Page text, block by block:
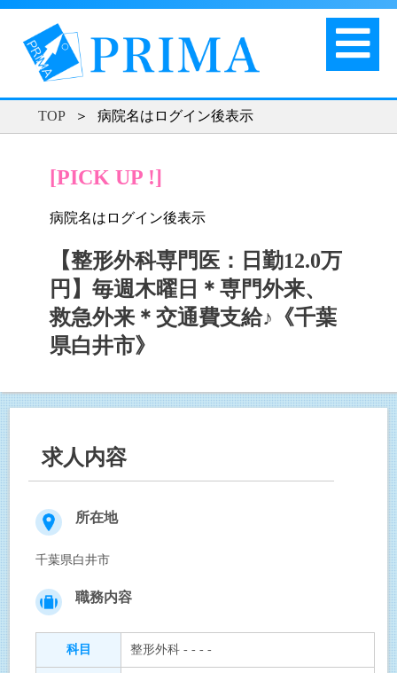
TOP ＞ 病院名はログイン後表示
[PICK UP !]
病院名はログイン後表示
【整形外科専門医：日勤12.0万
円】毎週木曜日＊専門外来、
救急外来＊交通費支給♪《千葉
県白井市》
求人内容
所在地
千葉県白井市
職務内容
科目 整形外科 - - - -